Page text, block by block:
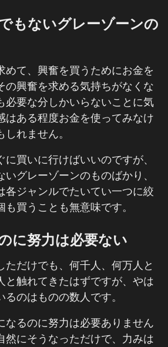
もないグレーゾーンの
めて、興奮を買うためにお金を
の興奮を求める気持ちがなくな
必要な分しかいらないことに気
はある程度お金を使ってみなけ
れません。
買いに行けばいいのですが、
グレーゾーンのものばかり、
各ジャンルでたいてい一つに絞
買うことも無意味です。
に努力は必要ない
ただけでも、何千人、何万人と
と触れてきたはずですが、やは
のはものの数人です。
なるのに努力は必要ありません
然にそうなっただけで、力みは